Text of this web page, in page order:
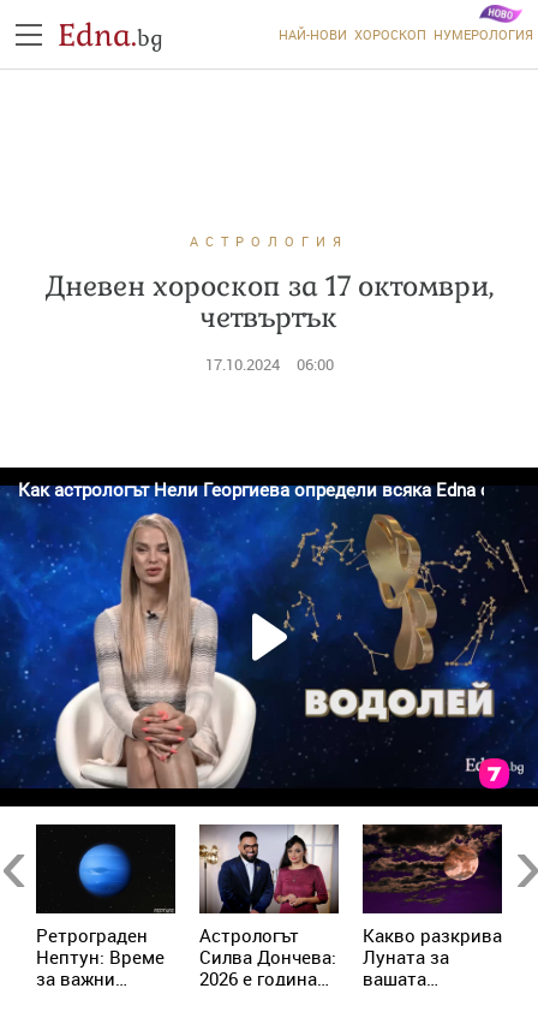
Edna.bg НАЙ-НОВИ ХОРОСКОП НУМЕРОЛОГИЯ
АСТРОЛОГИЯ
Дневен хороскоп за 17 октомври,
четвъртък
17.10.2024 06:00
Ретрограден
Нептун: Време
за важни
Астрологът
Силва Дончева:
2026 е година
Kакво разкрива
Луната за
вашата